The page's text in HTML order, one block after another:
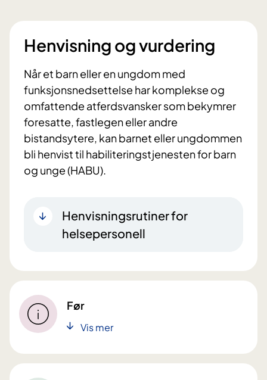
Henvisning og vurdering
Når et barn eller en ungdom med
funksjonsnedsettelse har komplekse og
omfattende atferdsvansker som bekymrer
foresatte, fastlegen eller andre
bistandsytere, kan barnet eller ungdommen
bli henvist til habiliteringstjenesten for barn
og unge (HABU).
Henvisningsrutiner for
helsepersonell
Før
Vis mer